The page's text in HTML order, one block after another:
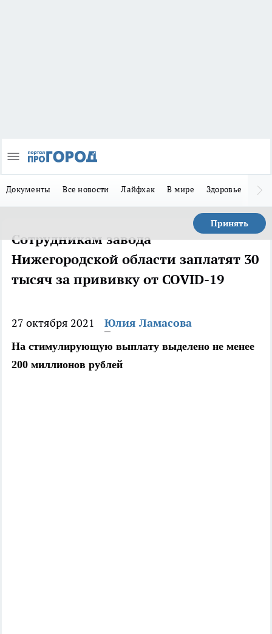
Документы Все новости Лайфхак В мире Здоровье
Принять
Сотрудникам завода
Нижегородской области заплатят 30
тысяч за прививку от COVID-19
27 октября 2021 Юлия Ламасова
На стимулирующую выплату выделено не менее
200 миллионов рублей